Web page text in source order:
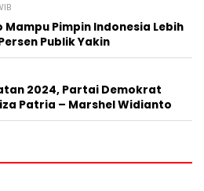
Pimpin Indonesia Lebih
Publik Yakin
2024, Partai Demokrat
Patria – Marshel Widianto